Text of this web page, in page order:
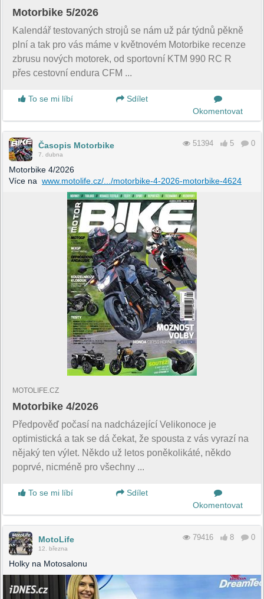
Motorbike 5/2026
Kalendář testovaných strojů se nám už pár týdnů pěkně
plní a tak pro vás máme v květnovém Motorbike recenze
zbrusu nových motorek, od sportovní KTM 990 RC R
přes cestovní endura CFM ...
To se mi líbí
Sdílet
Okomentovat
Časopis Motorbike
7. dubna
51394 5 0
Motorbike 4/2026
Více na www.motolife.cz/.../motorbike-4-2026-motorbike-4624
MOTOLIFE.CZ
Motorbike 4/2026
Předpověď počasí na nadcházející Velikonoce je
optimistická a tak se dá čekat, že spousta z vás vyrazí na
nějaký ten výlet. Někdo už letos poněkolikáté, někdo
poprvé, nicméně pro všechny ...
To se mi líbí
Sdílet
Okomentovat
MotoLife
12. března
79416 8 0
Holky na Motosalonu